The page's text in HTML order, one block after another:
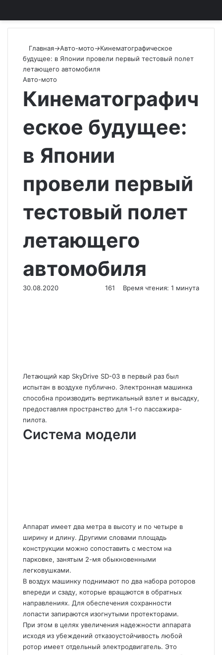
Главная→Авто-мото→Кинематографическое
будущее: в Японии провели первый тестовый полет
летающего автомобиля
Авто-мото
Кинематографич
еское будущее:
в Японии
провели первый
тестовый полет
летающего
автомобиля
30.08.2020 161 Время чтения: 1 минута
Летающий кар SkyDrive SD-03 в первый раз был
испытан в воздухе публично. Электронная машинка
способна производить вертикальный взлет и высадку,
предоставляя пространство для 1-го пассажира-
пилота.
Система модели
Аппарат имеет два метра в высоту и по четыре в
ширину и длину. Другими словами площадь
конструкции можно сопоставить с местом на
парковке, занятым 2-мя обыкновенными
легковушками.
В воздух машинку поднимают по два набора роторов
впереди и сзаду, которые вращаются в обратных
направлениях. Для обеспечения сохранности
лопасти запираются изогнутыми протекторами.
При этом в целях увеличения надежности аппарата
исходя из убеждений отказоустойчивость любой
ротор имеет отдельный электродвигатель. Это